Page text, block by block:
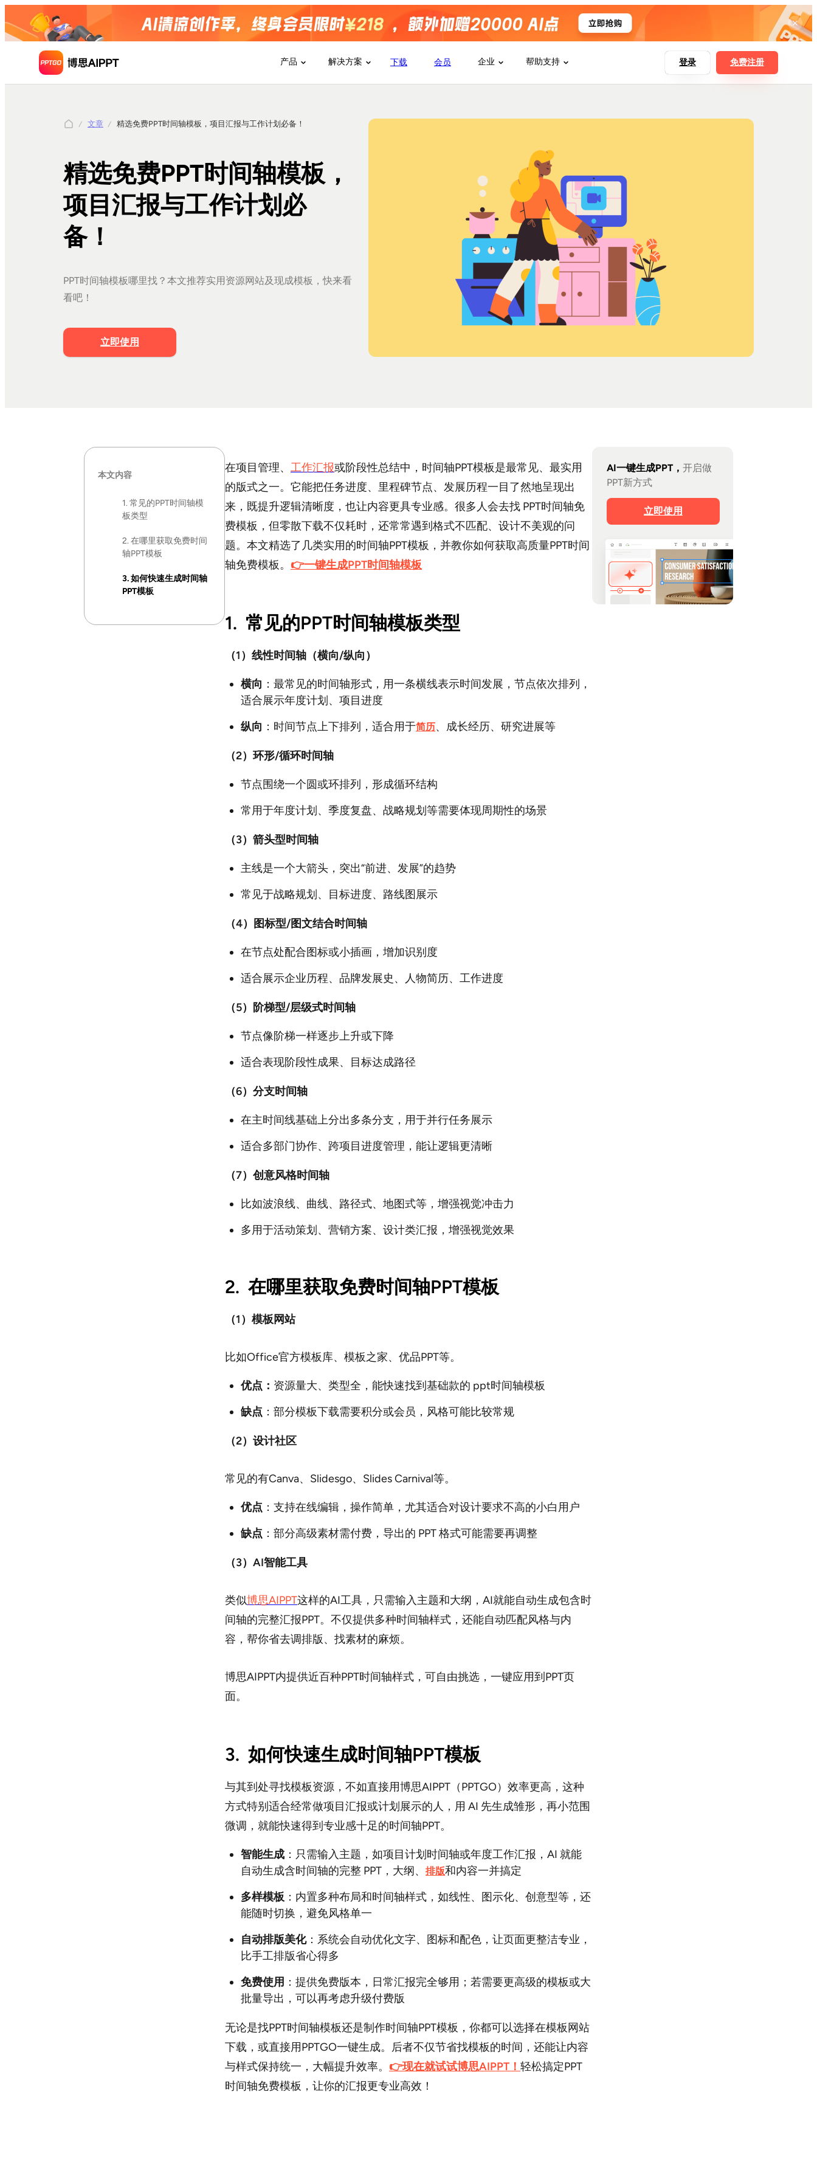
产品 解决方案 下载 会员 企业 帮助支持 登录 免费注册
文章 精选免费PPT时间轴模板，项目汇报与工作计划必备！
精选免费PPT时间轴模板，
项目汇报与工作计划必
备！
PPT时间轴模板哪里找？本文推荐实用资源网站及现成模板，快来看
看吧！
立即使用
本文内容
1. 常见的PPT时间轴模
板类型
2. 在哪里获取免费时间
轴PPT模板
3. 如何快速生成时间轴
PPT模板
在项目管理、 工作汇报或阶段性总结中，时间轴PPT模板是最常见、最实用
的版式之一。它能把任务进度、里程碑节点、发展历程一目了然地呈现出
来，既提升逻辑清晰度，也让内容更具专业感。很多人会去找 PPT时间轴免
费模板，但零散下载不仅耗时，还常常遇到格式不匹配、设计不美观的问
题。本文精选了几类实用的时间轴PPT模板，并教你如何获取高质量PPT时间
轴免费模板。 👉一键生成PPT时间轴模板
1. 常见的PPT时间轴模板类型
（1）线性时间轴（横向/纵向）
横向 ：最常见的时间轴形式，用一条横线表示时间发展，节点依次排列，
适合展示年度计划、项目进度
纵向 ：时间节点上下排列，适合用于简历、成长经历、研究进展等
（2）环形/循环时间轴
节点围绕一个圆或环排列，形成循环结构
常用于年度计划、季度复盘、战略规划等需要体现周期性的场景
（3）箭头型时间轴
主线是一个大箭头，突出“前进、发展”的趋势
常见于战略规划、目标进度、路线图展示
（4）图标型/图文结合时间轴
在节点处配合图标或小插画，增加识别度
适合展示企业历程、品牌发展史、人物简历、工作进度
（5）阶梯型/层级式时间轴
节点像阶梯一样逐步上升或下降
适合表现阶段性成果、目标达成路径
（6）分支时间轴
在主时间线基础上分出多条分支，用于并行任务展示
适合多部门协作、跨项目进度管理，能让逻辑更清晰
（7）创意风格时间轴
比如波浪线、曲线、路径式、地图式等，增强视觉冲击力
多用于活动策划、营销方案、设计类汇报，增强视觉效果
2. 在哪里获取免费时间轴PPT模板
（1）模板网站
比如Office官方模板库、模板之家、优品PPT等。
优点： 资源量大、类型全，能快速找到基础款的 ppt时间轴模板
缺点 ：部分模板下载需要积分或会员，风格可能比较常规
（2）设计社区
常见的有Canva、Slidesgo、Slides Carnival等。
优点 ：支持在线编辑，操作简单，尤其适合对设计要求不高的小白用户
缺点 ：部分高级素材需付费，导出的 PPT 格式可能需要再调整
（3）AI智能工具
类似博思AIPPT这样的AI工具，只需输入主题和大纲，AI就能自动生成包含时
间轴的完整汇报PPT。不仅提供多种时间轴样式，还能自动匹配风格与内
容，帮你省去调排版、找素材的麻烦。
博思AIPPT内提供近百种PPT时间轴样式，可自由挑选，一键应用到PPT页
面。
3. 如何快速生成时间轴PPT模板
与其到处寻找模板资源，不如直接用博思AIPPT（PPTGO）效率更高，这种
方式特别适合经常做项目汇报或计划展示的人，用 AI 先生成雏形，再小范围
微调，就能快速得到专业感十足的时间轴PPT。
智能生成 ：只需输入主题，如项目计划时间轴或年度工作汇报，AI 就能
自动生成含时间轴的完整 PPT，大纲、 排版和内容一并搞定
多样模板 ：内置多种布局和时间轴样式，如线性、图示化、创意型等，还
能随时切换，避免风格单一
自动排版美化：系统会自动优化文字、图标和配色，让页面更整洁专业，
比手工排版省心得多
免费使用 ：提供免费版本，日常汇报完全够用；若需要更高级的模板或大
批量导出，可以再考虑升级付费版
无论是找PPT时间轴模板还是制作时间轴PPT模板，你都可以选择在模板网站
下载，或直接用PPTGO一键生成。后者不仅节省找模板的时间，还能让内容
与样式保持统一，大幅提升效率。 👉现在就试试博思AIPPT！ 轻松搞定PPT
时间轴免费模板，让你的汇报更专业高效！
AI一键生成PPT， 开启做
PPT新方式
立即使用